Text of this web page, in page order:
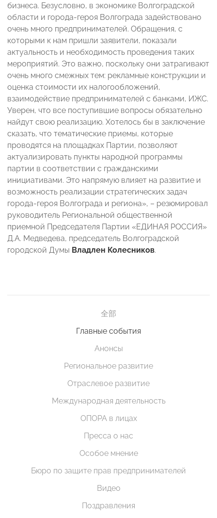
бизнеса. Безусловно, в экономике Волгоградской
области и города-героя Волгограда задействовано
очень много предпринимателей. Обращения, с
которыми к нам пришли заявители, показали
актуальность и необходимость проведения таких
мероприятий. Это важно, поскольку они затрагивают
очень много смежных тем: рекламные конструкции и
оценка стоимости их налогообложений,
взаимодействие предпринимателей с банками, ИЖС.
Уверен, что все поступившие вопросы обязательно
найдут свою реализацию. Хотелось бы в заключение
сказать, что тематические приемы, которые
проводятся на площадках Партии, позволяют
актуализировать пункты народной программы
партии в соответствии с гражданскими
инициативами. Это напрямую влияет на развитие и
возможность реализации стратегических задач
города-героя Волгограда и региона», – резюмировал
руководитель Региональной общественной
приемной Председателя Партии «ЕДИНАЯ РОССИЯ»
Д.А. Медведева, председатель Волгоградской
городской Думы Владлен Колесников.
全部
Главные события
Анонсы
Региональное развитие
Отраслевое развитие
Международная деятельность
ОПОРА в лицах
Пресса о нас
Особое мнение
Бюро по защите прав предпринимателей
Видео
Поздравления